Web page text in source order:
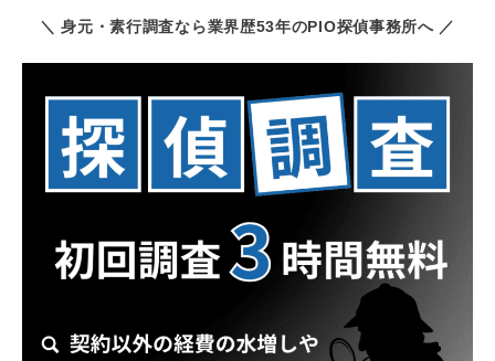
＼ 身元・素行調査なら業界歴53年のPIO探偵事務所へ ／